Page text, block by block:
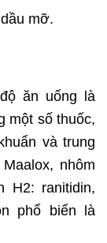
mỡ.
ăn uống là
một số thuốc,
và trung
nhôm
H2: ranitidin,
phổ biến là